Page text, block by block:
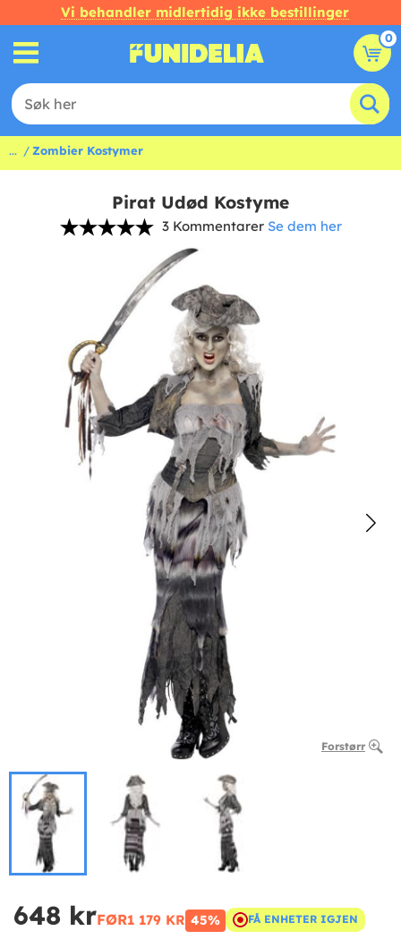
Vi behandler midlertidig ikke bestillinger
0
... Zombier Kostymer
Pirat Udød Kostyme
3 Kommentarer Se dem her
Forstørr
648 krFØR1 179 KR 45% FÅ ENHETER IGJEN